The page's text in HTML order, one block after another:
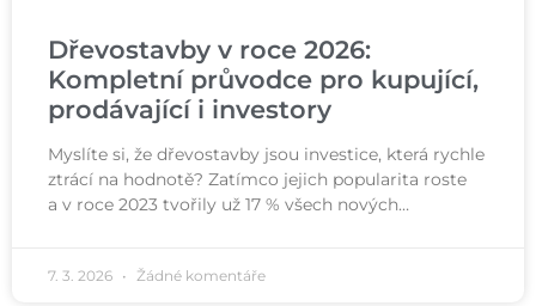
Dřevostavby v roce 2026:
Kompletní průvodce pro kupující,
prodávající i investory
Myslíte si, že dřevostavby jsou investice, která rychle
ztrácí na hodnotě? Zatímco jejich popularita roste
a v roce 2023 tvořily už 17 % všech nových…
7. 3. 2026 Žádné komentáře